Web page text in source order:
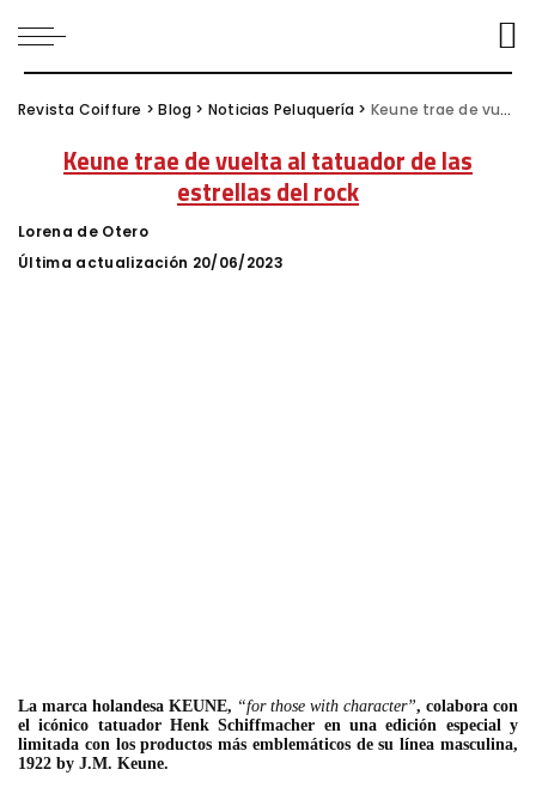
Revista Coiffure >Blog > Noticias Peluquería > Keune trae de vuelta al tatuador de las estrellas del rock
Keune trae de vuelta al tatuador de las
estrellas del rock
Posted
by
Lorena de Otero
Última actualización 20/06/2023
La marca holandesa KEUNE, “for those with character”, colabora con
el icónico tatuador Henk Schiffmacher en una edición especial y
limitada con los productos más emblemáticos de su línea masculina,
1922 by J.M. Keune.